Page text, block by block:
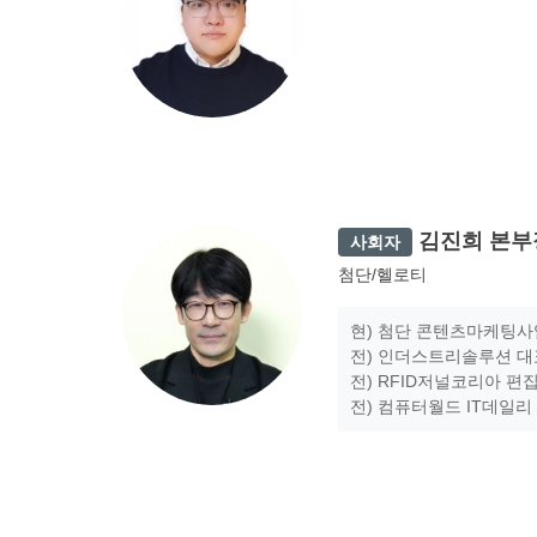
사회자 김진희 본부
첨단/헬로티
현) 첨단 콘텐츠마케팅
전) 인더스트리솔루션
전) RFID저널코리아 편
전) 컴퓨터월드 IT데일리